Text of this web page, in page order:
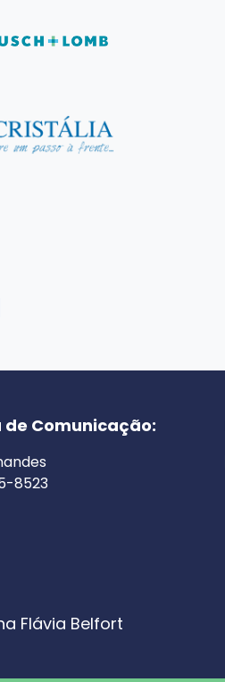
de Comunicação:
8523
Flávia Belfort